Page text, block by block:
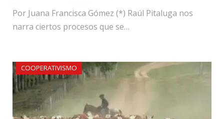
Por Juana Francisca Gómez (*) Raúl Pitaluga nos
narra ciertos procesos que se…
COOPERATIVISMO